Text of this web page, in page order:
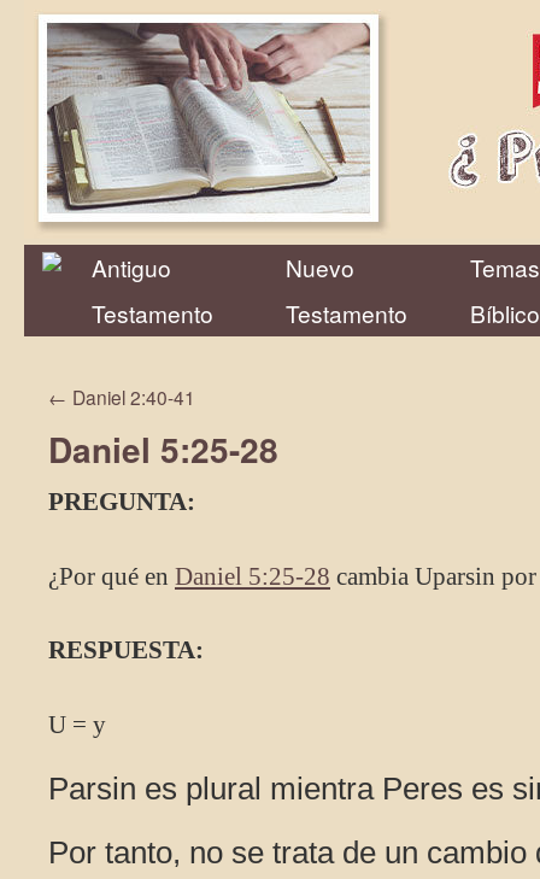
Antiguo
Testamento
Nuevo
Testamento
Temas
← Daniel 2:40-41
Daniel 5:25-28
PREGUNTA:
¿Por qué en Daniel 5:25-28 cambia Uparsin por
RESPUESTA:
U = y
Parsin es plural mientra Peres es
Por tanto, no se trata de un cambio